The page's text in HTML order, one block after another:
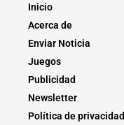
Inicio
Acerca de
Enviar Noticia
Juegos
Publicidad
Newsletter
Política de privacidad